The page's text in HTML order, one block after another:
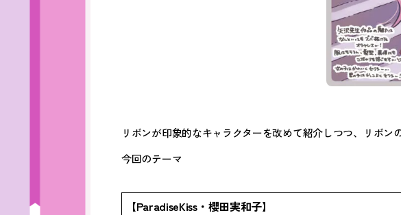
リボンが印象的なキャラクターを改めて紹介しつつ、リボン
今回のテーマ
【ParadiseKiss・櫻田実和子】